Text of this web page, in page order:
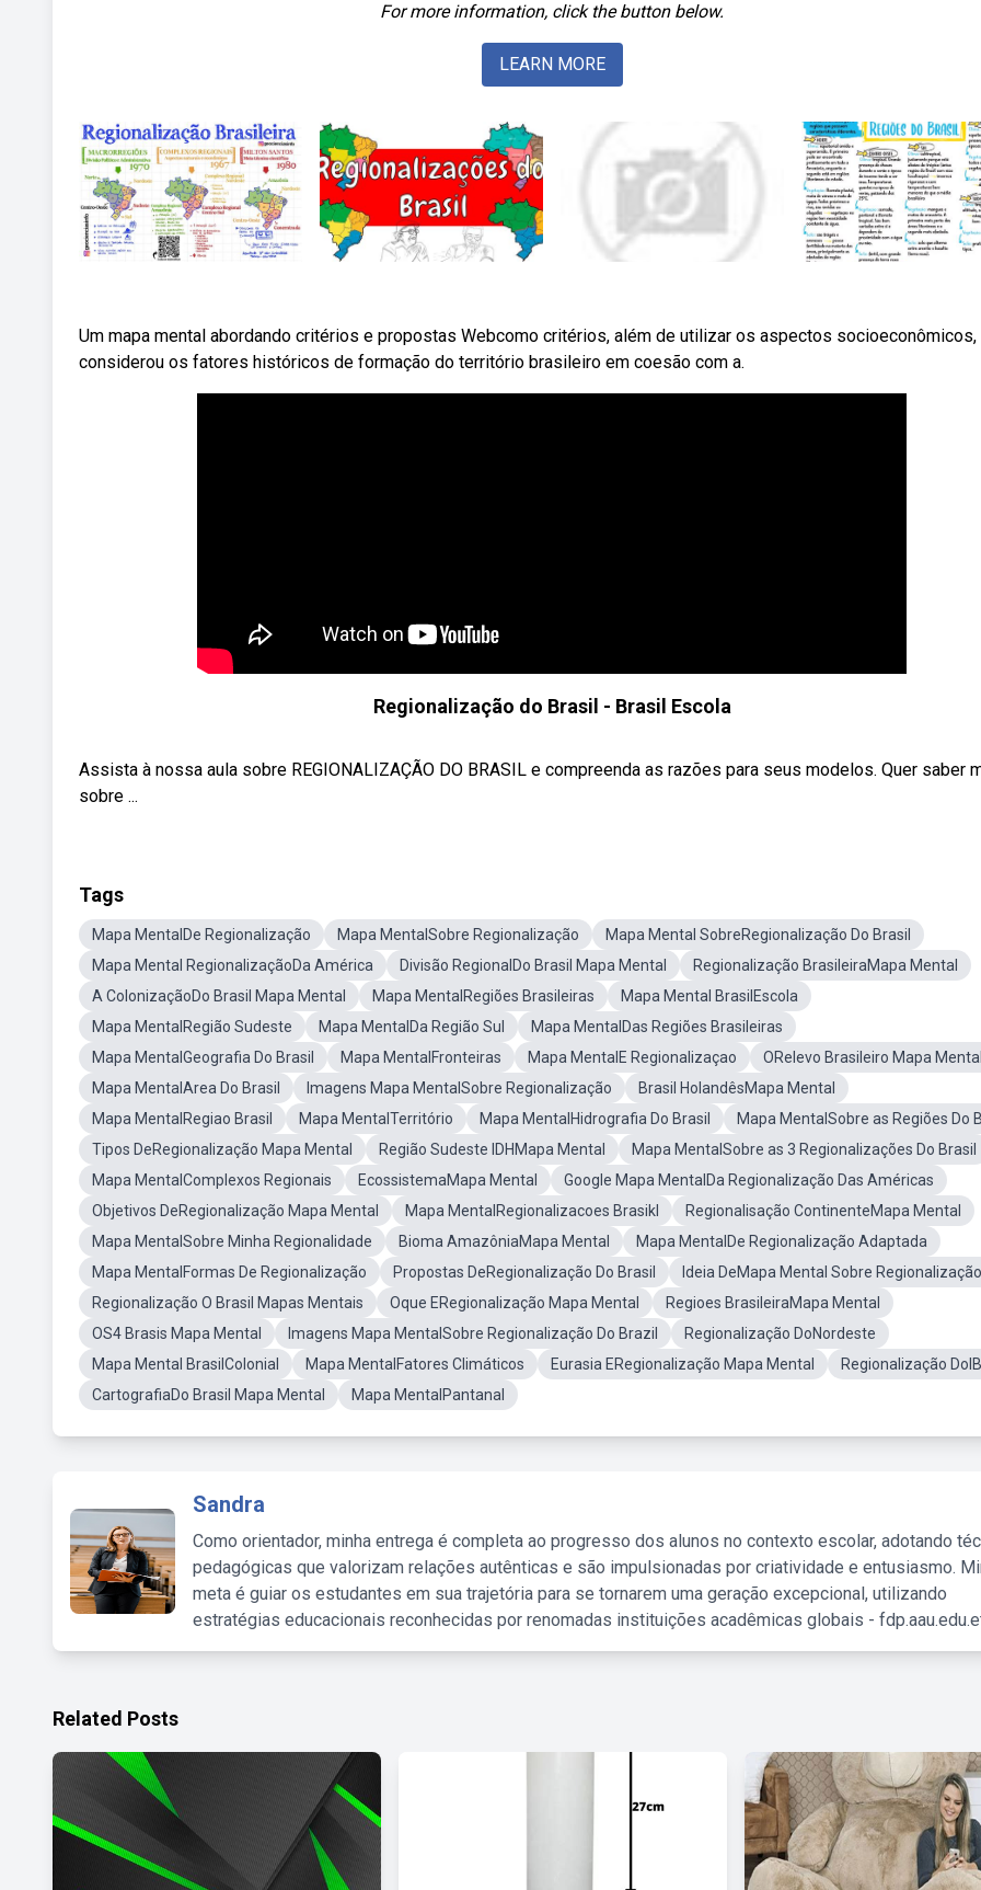
For more information, click the button below.
LEARN MORE
Um mapa mental abordando critérios e propostas Webcomo critérios, além de utilizar os aspectos socioeconômicos,
considerou os fatores históricos de formação do território brasileiro em coesão com a.
Regionalização do Brasil - Brasil Escola
Assista à nossa aula sobre REGIONALIZAÇÃO DO BRASIL e compreenda as razões para seus modelos. Quer saber
sobre ...
Tags
Mapa MentalDe Regionalização Mapa MentalSobre Regionalização
Mapa Mental SobreRegionalização Do Brasil
Mapa Mental RegionalizaçãoDa América
Divisão RegionalDo Brasil Mapa Mental
Regionalização BrasileiraMapa Mental
A ColonizaçãoDo Brasil Mapa Mental
Mapa MentalRegiões Brasileiras
Mapa Mental BrasilEscola
Mapa MentalRegião Sudeste
Mapa MentalDa Região Sul
Mapa MentalDas Regiões Brasileiras
Mapa MentalGeografia Do Brasil
Mapa MentalFronteiras Mapa MentalE Regionalizaçao
ORelevo Brasileiro Mapa
Mapa MentalArea Do Brasil
Imagens Mapa MentalSobre Regionalização
Brasil HolandêsMapa Mental
Mapa MentalRegiao Brasil
Mapa MentalTerritório Mapa MentalHidrografia Do Brasil
Mapa MentalSobre as Regiões Do
Tipos DeRegionalização Mapa Mental
Região Sudeste IDHMapa Mental
Mapa MentalSobre as 3 Regionalizações Do Brasil
Mapa MentalComplexos Regionais
EcossistemaMapa Mental
Google Mapa MentalDa Regionalização Das Américas
Objetivos DeRegionalização Mapa Mental
Mapa MentalRegionalizacoes Brasikl
Regionalisação ContinenteMapa Mental
Mapa MentalSobre Minha Regionalidade
Bioma AmazôniaMapa Mental
Mapa MentalDe Regionalização Adaptada
Mapa MentalFormas De Regionalização
Propostas DeRegionalização Do Brasil
Ideia DeMapa Mental Sobre Regionalização
Regionalização O Brasil Mapas Mentais
Oque ERegionalização Mapa Mental
Regioes BrasileiraMapa Mental
OS4 Brasis Mapa Mental
Imagens Mapa MentalSobre Regionalização Do Brazil
Regionalização DoNordeste
Mapa Mental BrasilColonial
Mapa MentalFatores Climáticos Eurasia ERegionalização Mapa Mental
Regionalização
CartografiaDo Brasil Mapa Mental
Mapa MentalPantanal
Sandra
Como orientador, minha entrega é completa ao progresso dos alunos no contexto escolar, adotando
pedagógicas que valorizam relações autênticas e são impulsionadas por criatividade e entusiasmo.
meta é guiar os estudantes em sua trajetória para se tornarem uma geração excepcional, utilizando
estratégias educacionais reconhecidas por renomadas instituições acadêmicas globais -
Related Posts